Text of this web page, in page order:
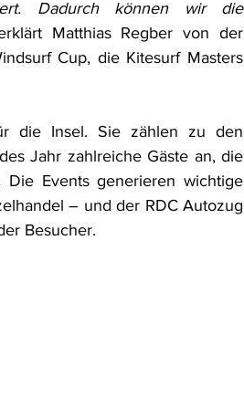
Dadurch können wir die
Matthias Regber von der
Cup, die Kitesurf Masters
die Insel. Sie zählen zu den
Jahr zahlreiche Gäste an, die
Events generieren wichtige
– und der RDC Autozug
Besucher.